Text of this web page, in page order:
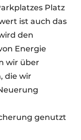
Platz
ist auch das
den
Energie
wir über
die wir
genutzt